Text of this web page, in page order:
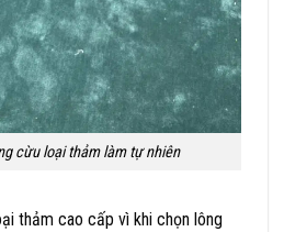
cừu loại thảm làm tự nhiên
thảm cao cấp vì khi chọn lông